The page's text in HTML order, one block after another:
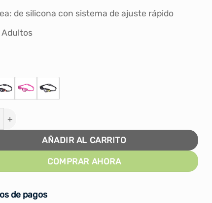
de silicona con sistema de ajuste rápido
Adultos
DE NATACIÓN RUSH PORTO ADULTO cantidad
AÑADIR AL CARRITO
COMPRAR AHORA
de pagos